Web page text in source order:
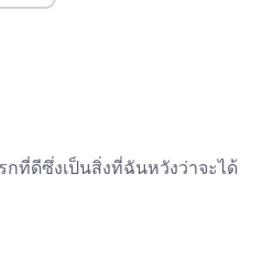
ที่ดีซึ่งเป็นสิ่งที่ฉันหวังว่าจะได้